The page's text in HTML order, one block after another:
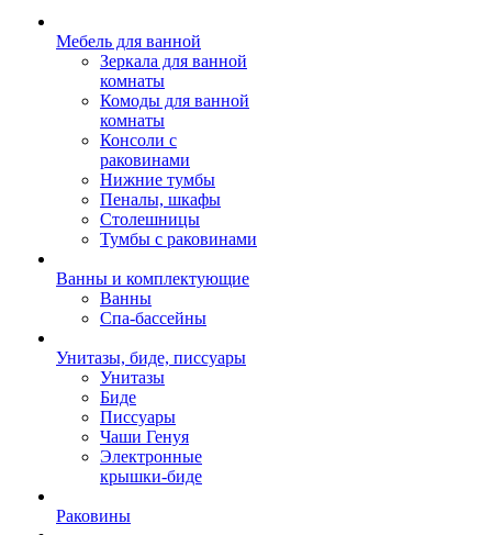
Мебель для ванной
Зеркала для ванной
комнаты
Комоды для ванной
комнаты
Консоли с
раковинами
Нижние тумбы
Пеналы, шкафы
Столешницы
Тумбы с раковинами
Ванны и комплектующие
Ванны
Спа-бассейны
Унитазы, биде, писсуары
Унитазы
Биде
Писсуары
Чаши Генуя
Электронные
крышки-биде
Раковины